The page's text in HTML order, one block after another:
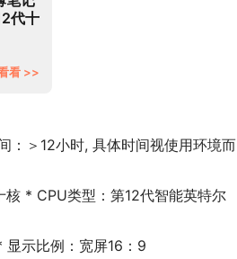
代十
看 >>
＞12小时, 具体时间视使用环境而
* CPU类型：第12代智能英特尔
示比例：宽屏16：9